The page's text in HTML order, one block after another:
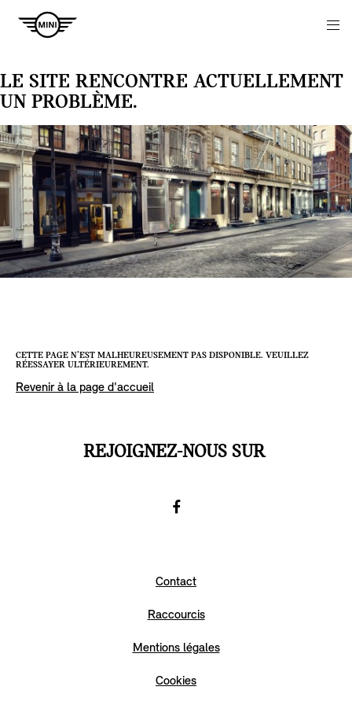
LE SITE RENCONTRE ACTUELLEMENT
UN PROBLÈME.
CETTE PAGE N’EST MALHEUREUSEMENT PAS DISPONIBLE. VEUILLEZ
RÉESSAYER ULTÉRIEUREMENT.
Revenir à la page d'accueil
REJOIGNEZ-NOUS SUR
to
Facebook
Contact
Raccourcis
Mentions légales
Cookies